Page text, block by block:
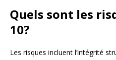
Quels sont les
10?
Les risques incluent l’intégrité